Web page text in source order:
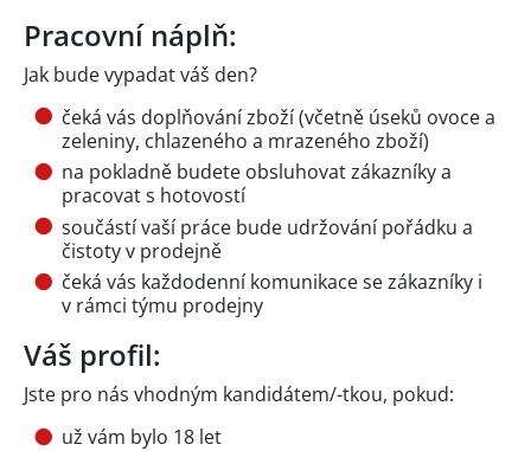
Pracovní náplň:
Jak bude vypadat váš den?
čeká vás doplňování zboží (včetně úseků ovoce a
zeleniny, chlazeného a mrazeného zboží)
na pokladně budete obsluhovat zákazníky a
pracovat s hotovostí
součástí vaší práce bude udržování pořádku a
čistoty v prodejně
čeká vás každodenní komunikace se zákazníky i
v rámci týmu prodejny
Váš profil:
Jste pro nás vhodným kandidátem/-tkou, pokud:
už vám bylo 18 let